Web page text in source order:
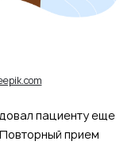
пациенту еще
прием